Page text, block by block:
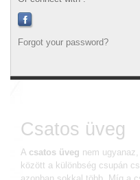
Forgot your password?
Csatos üveg
A csatos üveg nem
között a különbség csupán